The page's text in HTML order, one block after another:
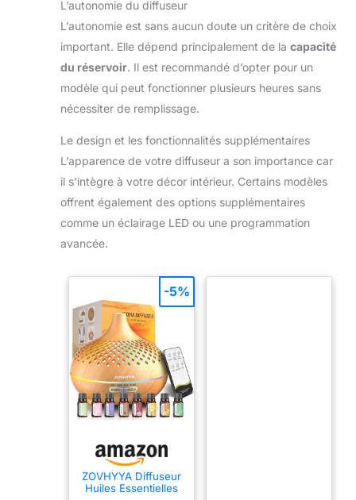
L’autonomie du diffuseur
L’autonomie est sans aucun doute un critère de choix
important. Elle dépend principalement de la capacité
du réservoir. Il est recommandé d’opter pour un
modèle qui peut fonctionner plusieurs heures sans
nécessiter de remplissage.
Le design et les fonctionnalités supplémentaires
L’apparence de votre diffuseur a son importance car
il s’intègre à votre décor intérieur. Certains modèles
offrent également des options supplémentaires
comme un éclairage LED ou une programmation
avancée.
ZOVHYYA Diffuseur
Huiles Essentielles
-5%